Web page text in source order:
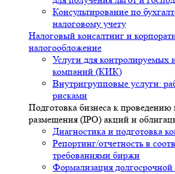
Консультирование по
налоговому учету
Налоговый консалтинг и
налогообложение
Услуги для контролируемых
компаний (КИК)
Внутригрупповые услуги:
рисками
Подготовка бизнеса к проведению
размещения (IPO) акций и
Диагностика и подготовка
Репортинг/отчетность в
требованиями биржи
Формализация долгосрочной